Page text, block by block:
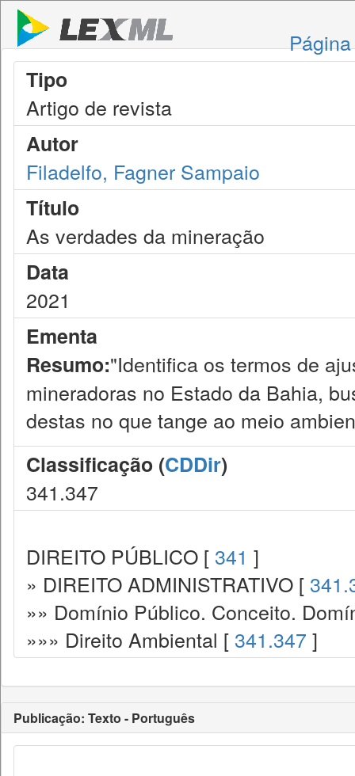
Tipo
Artigo de revista
Autor
Filadelfo, Fagner Sampaio
Título
As verdades da mineração
Data
2021
Ementa
Resumo:"Identifica os termos de
mineradoras no Estado da Bahia,
destas no que tange ao meio
Classificação (CDDir)
341.347
DIREITO PÚBLICO [ 341 ]
» DIREITO ADMINISTRATIVO [
»» Domínio Público. Conceito.
»»» Direito Ambiental [ 341.347 ]
Publicação: Texto - Português